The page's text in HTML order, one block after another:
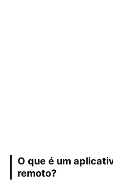
O que é um
remoto?